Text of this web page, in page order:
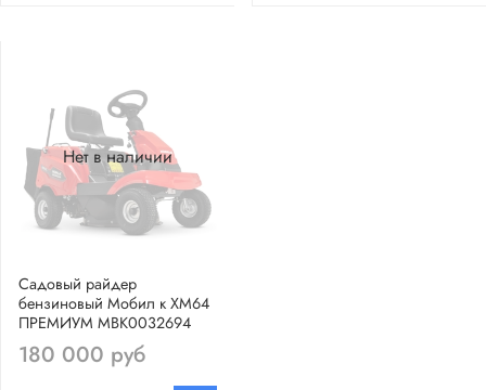
Нет в наличии
Садовый райдер
бензиновый Мобил к ХМ64
ПРЕМИУМ MBK0032694
180 000 руб